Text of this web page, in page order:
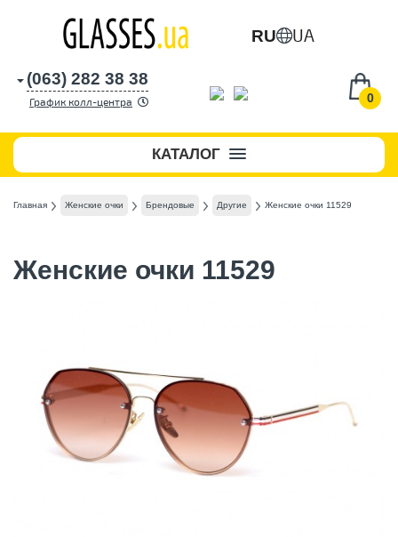
RU UA
0
(063) 282 38 38
График колл-центра
КАТАЛОГ
Главная Женские очки Брендовые Другие Женские очки 11529
Женские очки 11529